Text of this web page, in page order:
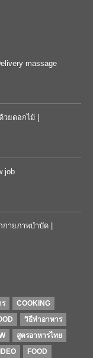
massage
วยดอกไม้ |
job
กายภาพบำบัด |
COOKING
วิธีทำอาหาร
สูตรอาหารไทย
FOOD